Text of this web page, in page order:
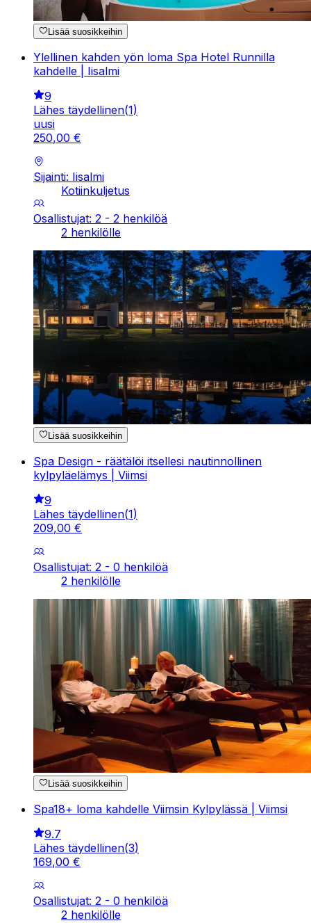
Lisää suosikkeihin
Ylellinen kahden yön loma Spa Hotel Runnilla
kahdelle | Iisalmi
9
Lähes täydellinen(1)
uusi
250,00 €
Sijainti: Iisalmi
Kotiinkuljetus
Osallistujat: 2 - 2 henkilöä
2 henkilölle
Lisää suosikkeihin
Spa Design - räätälöi itsellesi nautinnollinen
kylpyläelämys | Viimsi
9
Lähes täydellinen(1)
209,00 €
Osallistujat: 2 - 0 henkilöä
2 henkilölle
Lisää suosikkeihin
Spa18+ loma kahdelle Viimsin Kylpylässä | Viimsi
9.7
Lähes täydellinen(3)
169,00 €
Osallistujat: 2 - 0 henkilöä
2 henkilölle